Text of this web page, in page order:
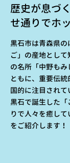
歴史が息づ
せ通りでホ
黒石市は青森県
ご」の産地とし
の名所「中野も
ともに、重要伝
国的に注目されて
黒石で誕生した
りで人々を癒して
をご紹介します！